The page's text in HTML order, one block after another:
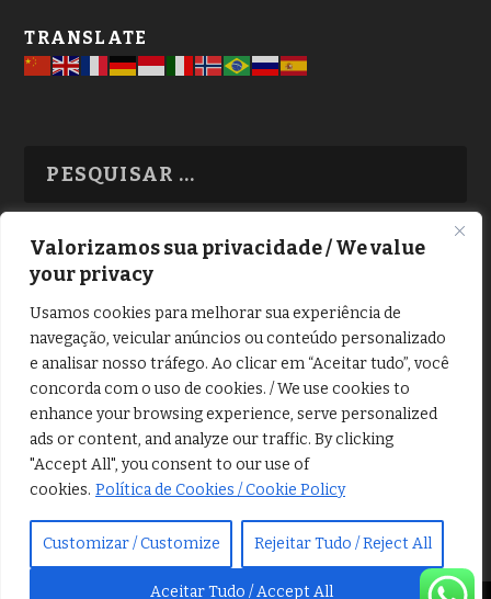
Valorizamos sua privacidade / We value
your privacy
Usamos cookies para melhorar sua experiência de
navegação, veicular anúncios ou conteúdo personalizado
e analisar nosso tráfego. Ao clicar em “Aceitar tudo”, você
concorda com o uso de cookies. / We use cookies to
enhance your browsing experience, serve personalized
ads or content, and analyze our traffic. By clicking
"Accept All", you consent to our use of
cookies. Política de Cookies / Cookie Policy
Customizar / Customize Rejeitar Tudo / Reject All
Aceitar Tudo / Accept All
TRANSLATE
TODAS OS ASSUNTOS
Copyright © Alô Tatuapé 2013 / 2026
Desenvolvido por ALOSP MKT DIGITAL